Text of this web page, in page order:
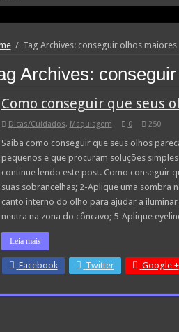
/ Tag Archives: conseguir olhos maiores
Archives:
Como conseguir que seus
Dicas/Cuidados, Maquiagem 0 250
Saiba como conseguir que seus olhos
pequenos e que procuram soluções
continue lendo este post. Como
suas sobrancelhas; 2-Aplique uma sombra
canto interno do olho para ajudar a
neutra na zona do côncavo; 5-Aplique
Leia mais
Facebook Twitter Google +